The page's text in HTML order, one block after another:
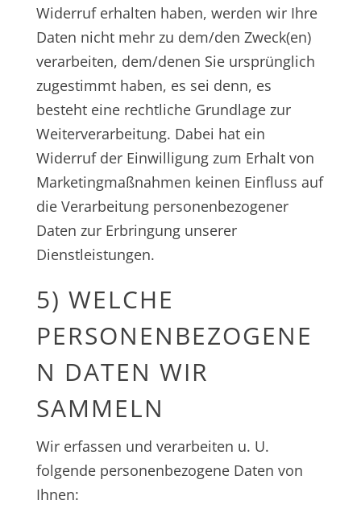
Widerruf erhalten haben, werden wir Ihre
Daten nicht mehr zu dem/den Zweck(en)
verarbeiten, dem/denen Sie ursprünglich
zugestimmt haben, es sei denn, es
besteht eine rechtliche Grundlage zur
Weiterverarbeitung. Dabei hat ein
Widerruf der Einwilligung zum Erhalt von
Marketingmaßnahmen keinen Einfluss auf
die Verarbeitung personenbezogener
Daten zur Erbringung unserer
Dienstleistungen.
5) WELCHE
PERSONENBEZOGENE
N DATEN WIR
SAMMELN
Wir erfassen und verarbeiten u. U.
folgende personenbezogene Daten von
Ihnen: